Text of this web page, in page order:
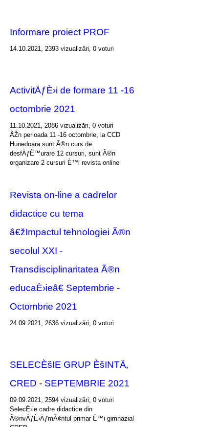
Informare proiect PROF
14.10.2021, 2393 vizualizări, 0 voturi
ActivitÄƒÈ›i de formare 11 -16
octombrie 2021
11.10.2021, 2086 vizualizări, 0 voturi
ÃŽn perioada 11 -16 octombrie, la CCD
Hunedoara sunt Ã®n curs de
desfÄƒÈ™urare 12 cursuri, sunt Ã®n
organizare 2 cursuri È™i revista online
Revista on-line a cadrelor
didactice cu tema
â€žImpactul tehnologiei Ã®n
secolul XXI -
Transdisciplinaritatea Ã®n
educaÈ›ieâ€ Septembrie -
Octombrie 2021
24.09.2021, 2636 vizualizări, 0 voturi
SELECÈšIE GRUP ÈšINTÄ‚
CRED - SEPTEMBRIE 2021
09.09.2021, 2594 vizualizări, 0 voturi
SelecÈ›ie cadre didactice din
Ã®nvÄƒÈ›ÄƒmÃ¢ntul primar È™i gimnazial